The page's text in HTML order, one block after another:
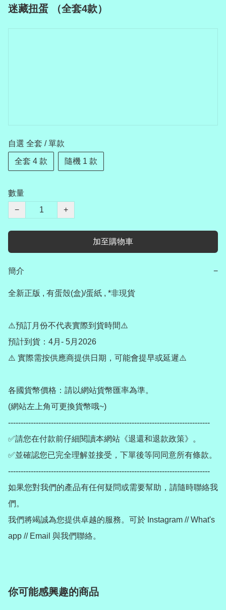
迷藏扭蛋 （全套4款）
自選 全套 / 單款
全套 4 款 隨機 1 款
數量
−
+
加至購物車
簡介 −
全新正版 , 有蛋殼(盒)/蛋紙 , *非現貨
⚠️預訂月份不代表實際到貨時間⚠️
預計到貨：4月- 5月2026
⚠️ 實際需按供應商提供日期，可能會提早或延遲⚠️
各國貨幣價格：請以網站貨幣匯率為準。
(網站左上角可更換貨幣哦~)
--------------------------------------------------------------------------------
✅請您在付款前仔細閱讀本網站《退還和退款政策》。
✅並確認您已完全理解並接受，下單後等同同意所有條款。
--------------------------------------------------------------------------------
如果您對我們的產品有任何疑問或需要幫助，請隨時聯絡我
們。
我們將竭誠為您提供卓越的服務。可於 Instagram // What's
app // Email 與我們聯絡。
你可能感興趣的商品